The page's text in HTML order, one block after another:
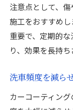
注意点として、
施工をおすすめ
重要で、定期的
り、効果を長持ち
洗車頻度を減ら
カーコーティン